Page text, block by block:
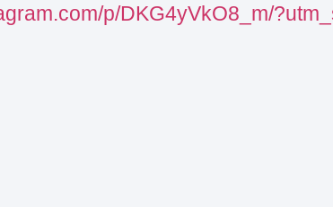
p/DKG4yVkO8_m/